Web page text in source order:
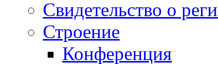
Свидетельство о
Строение
Конференция